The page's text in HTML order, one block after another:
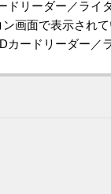
ドリーダー／ライ
ン画面で表示され
カードリーダー／